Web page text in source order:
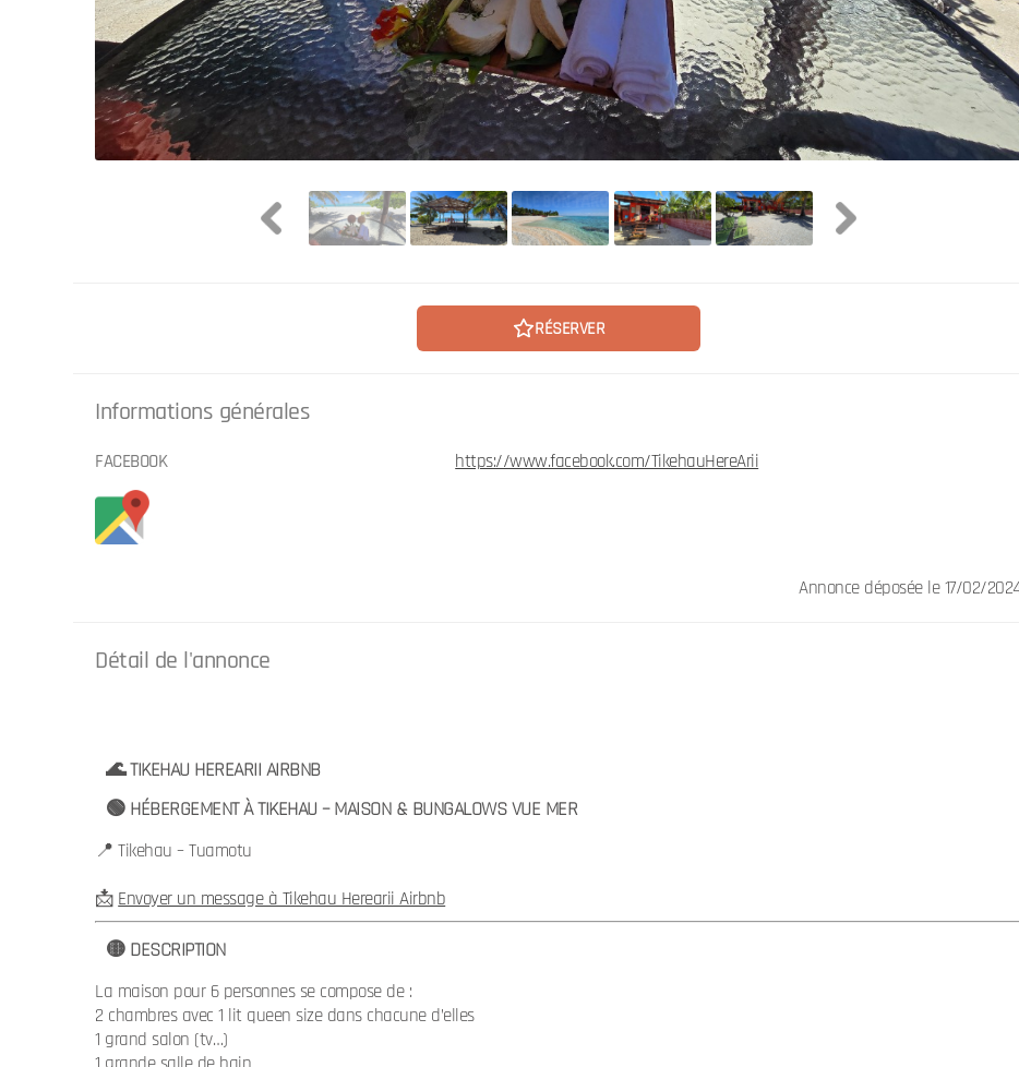
RÉSERVER
Informations générales
FACEBOOK https://www.facebook.com/TikehauHereArii
Annonce déposée le 17/02/
Détail de l'annonce
🌊 TIKEHAU HEREARII AIRBNB
🟢 HÉBERGEMENT À TIKEHAU – MAISON & BUNGALOWS VUE MER
📍 Tikehau – Tuamotu
📩 Envoyer un message à Tikehau Herearii Airbnb
🟡 DESCRIPTION
La maison pour 6 personnes se compose de :
2 chambres avec 1 lit queen size dans chacune d’elles
1 grand salon (tv…)